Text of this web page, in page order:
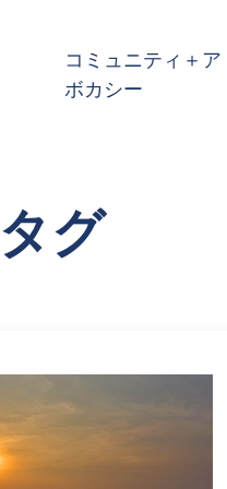
コミュニティ＋ア
ボカシー
グ